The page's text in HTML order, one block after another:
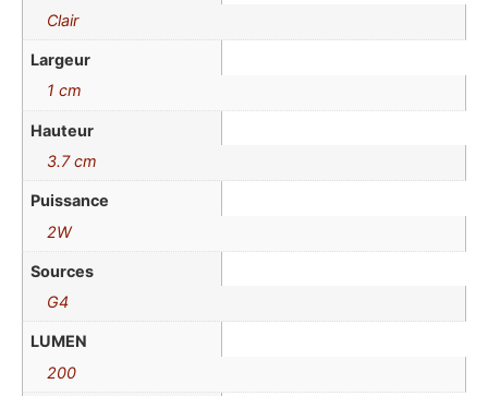
Clair
Largeur
1 cm
Hauteur
3.7 cm
Puissance
2W
Sources
G4
LUMEN
200